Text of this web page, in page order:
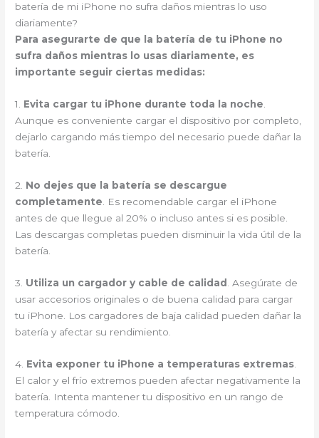
batería de mi iPhone no sufra daños mientras lo uso
diariamente?
Para asegurarte de que la batería de tu iPhone no
sufra daños mientras lo usas diariamente, es
importante seguir ciertas medidas:
1. Evita cargar tu iPhone durante toda la noche
Aunque es conveniente cargar el dispositivo por completo,
dejarlo cargando más tiempo del necesario puede dañar la
batería.
2. No dejes que la batería se descargue
completamente . Es recomendable cargar el iPhone
antes de que llegue al 20% o incluso antes si es posible.
Las descargas completas pueden disminuir la vida útil de la
batería.
3. Utiliza un cargador y cable de calidad
. Asegúrate de
usar accesorios originales o de buena calidad para cargar
tu iPhone. Los cargadores de baja calidad pueden dañar la
batería y afectar su rendimiento.
4. Evita exponer tu iPhone a temperaturas extremas
El calor y el frío extremos pueden afectar negativamente la
batería. Intenta mantener tu dispositivo en un rango de
temperatura cómodo.